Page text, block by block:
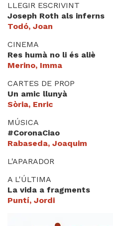
LLEGIR ESCRIVINT
Joseph Roth als inferns
Todó, Joan
CINEMA
Res humà no li és aliè
Merino, Imma
CARTES DE PROP
Un amic llunyà
Sòria, Enric
MÚSICA
#CoronaCiao
Rabaseda, Joaquim
L'APARADOR
A L'ÚLTIMA
La vida a fragments
Puntí, Jordi